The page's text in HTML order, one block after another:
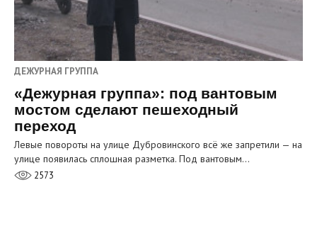
ДЕЖУРНАЯ ГРУППА
«Дежурная группа»: под вантовым
мостом сделают пешеходный
переход
Левые повороты на улице Дубровинского всё же запретили — на
улице появилась сплошная разметка. Под вантовым…
2573